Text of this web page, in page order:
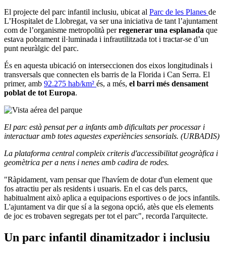
El projecte del parc infantil inclusiu, ubicat al Parc de les Planes de
L’Hospitalet de Llobregat, va ser una iniciativa de tant l’ajuntament
com de l’organisme metropolità perregenerar una esplanada que
estava pobrament il·luminada i infrautilitzada tot i tractar-se d’un
punt neuràlgic del parc.
És en aquesta ubicació on interseccionen dos eixos longitudinals i
transversals que connecten els barris de la Florida i Can Serra. El
primer, amb 92.275 hab/km² és, a més, el barri més densament
poblat de tot Europa.
El parc està pensat per a infants amb dificultats per processar i
interactuar amb totes aquestes experiències sensorials. (URBADIS)
La plataforma central compleix criteris d'accessibilitat geogràfica i
geomètrica per a nens i nenes amb cadira de rodes.
"Ràpidament, vam pensar que l'havíem de dotar d'un element que
fos atractiu per als residents i usuaris. En el cas dels parcs,
habitualment això aplica a equipacions esportives o de jocs infantils.
L'ajuntament va dir que sí a la segona opció, atès que els elements
de joc es trobaven segregats per tot el parc", recorda l'arquitecte.
Un parc infantil dinamitzador i inclusiu